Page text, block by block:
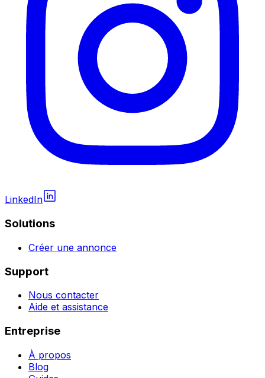
LinkedIn
Solutions
Créer une annonce
Support
Nous contacter
Aide et assistance
Entreprise
À propos
Blog